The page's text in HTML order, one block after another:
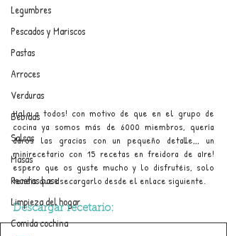
Legumbres
Pescados y Mariscos
Pastas
Arroces
Verduras
Bebidas
Salsas
Masas
Recetas base
Limpieza del hogar
Comida cochina
Hola a todos! con motivo de que en el grupo de
cocina ya somos más de 6000 miembros, quería
daros las gracias con un pequeño detalle,,, un
minirecetario con 15 recetas en freidora de aIre!
espero que os guste mucho y lo disfrutéis, solo
tenéis que dsecargarlo desde el enlace siguiente.
Descargar recetario: